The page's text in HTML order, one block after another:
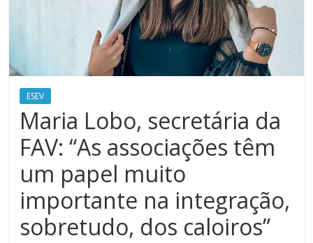
ESEV
Maria Lobo, secretária da
FAV: “As associações têm
um papel muito
importante na integração,
sobretudo, dos caloiros”